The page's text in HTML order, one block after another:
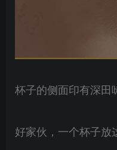
杯子的侧面印有深田
好家伙，一个杯子放